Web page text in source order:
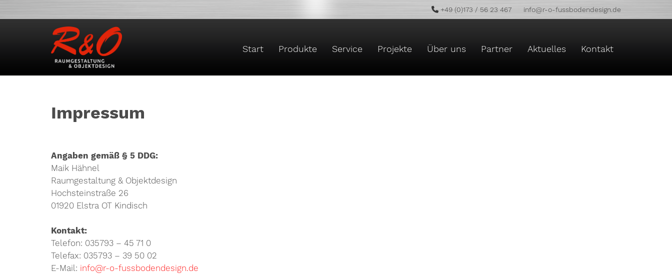
info@r-o-fussbodendesign.de
+49 (0)173 / 56 23 467
Start Produkte Service Projekte Über uns Partner Aktuelles Kontakt
Impressum
Angaben gemäß § 5 DDG:
Maik Hähnel
Raumgestaltung & Objektdesign
Hochsteinstraße 26
01920 Elstra OT Kindisch
Kontakt:
Telefon: 035793 – 45 71 0
Telefax: 035793 – 39 50 02
E-Mail: info@r-o-fussbodendesign.de